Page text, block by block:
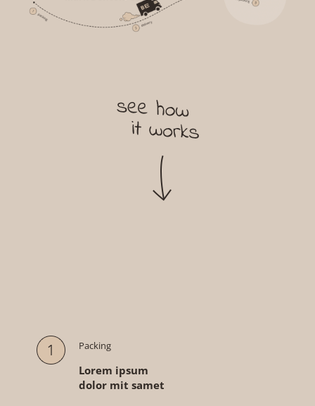
Packing
Lorem ipsum
dolor mit samet